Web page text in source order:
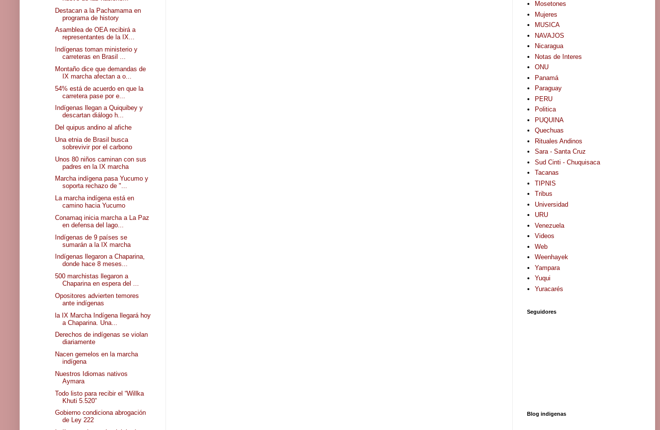
Destacan a la Pachamama en
programa de history
Asamblea de OEA recibirá a
representantes de la IX...
Indígenas toman ministerio y
carreteras en Brasil ...
Montaño dice que demandas de
IX marcha afectan a o...
54% está de acuerdo en que la
carretera pase por e...
Indígenas llegan a Quiquibey y
descartan diálogo h...
Del quipus andino al afiche
Una etnia de Brasil busca
sobrevivir por el carbono
Unos 80 niños caminan con sus
padres en la IX marcha
Marcha indígena pasa Yucumo y
soporta rechazo de "...
La marcha indígena está en
camino hacia Yucumo
Conamaq inicia marcha a La Paz
en defensa del lago...
Indígenas de 9 países se
sumarán a la IX marcha
Indígenas llegaron a Chaparina,
donde hace 8 meses...
500 marchistas llegaron a
Chaparina en espera del ...
Opositores advierten temores
ante indígenas
la IX Marcha Indígena llegará hoy
a Chaparina. Una...
Derechos de indígenas se violan
diariamente
Nacen gemelos en la marcha
indígena
Nuestros Idiomas nativos
Aymara
Todo listo para recibir el “Willka
Khuti 5.520”
Gobierno condiciona abrogación
de Ley 222
Mosetones
Mujeres
MUSICA
NAVAJOS
Nicaragua
Notas de Interes
ONU
Panamá
Paraguay
PERU
Politica
PUQUINA
Quechuas
Rituales Andinos
Sara - Santa Cruz
Sud Cinti - Chuquisaca
Tacanas
TIPNIS
Tribus
Universidad
URU
Venezuela
Videos
Web
Weenhayek
Yampara
Yuqui
Yuracarés
Seguidores
Blog indigenas